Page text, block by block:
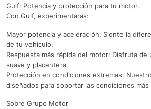
Gulf: Potencia y protección para tu motor.
Con Gulf, experimentarás:
Mayor potencia y aceleración: Siente la
de tu vehículo.
Respuesta más rápida del motor: Disfruta de
suave y placentera.
Protección en condiciones extremas:
diseñados para soportar las condiciones
Sobre Grupo Motor